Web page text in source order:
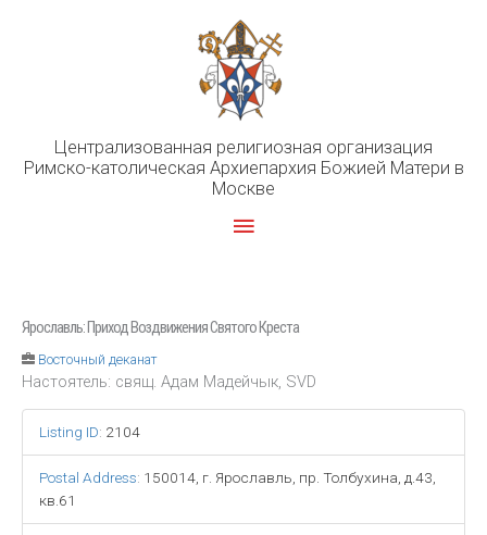
Централизованная религиозная организация
Римско-католическая Архиепархия Божией Матери в
Москве
Главное
Ярославль: Приход Воздвижения Святого Креста
Восточный деканат
Настоятель: свящ. Адам Мадейчык, SVD
Listing ID: 2104
Postal Address: 150014, г. Ярославль, пр. Толбухина, д.43,
кв.61